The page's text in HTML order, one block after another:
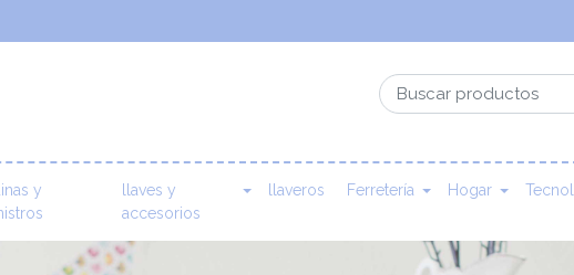
y
llaves y
accesorios
llaveros Ferretería Hogar